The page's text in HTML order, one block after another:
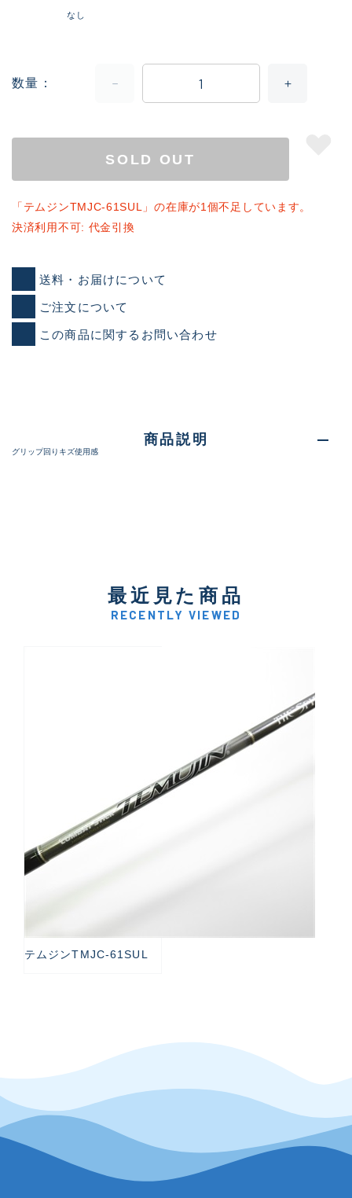
なし
数量
SOLD OUT
「テムジンTMJC-61SUL」の在庫が1個不足しています。
決済利用不可: 代金引換
送料・お届けについて
ご注文について
この商品に関するお問い合わせ
商品説明
グリップ回りキズ使用感
最近見た商品
RECENTLY VIEWED
テムジンTMJC-61SUL